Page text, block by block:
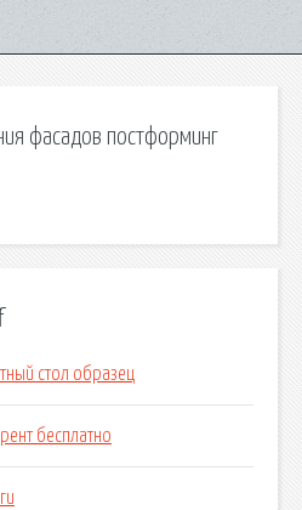
фасадов постформинг
стол образец
бесплатно